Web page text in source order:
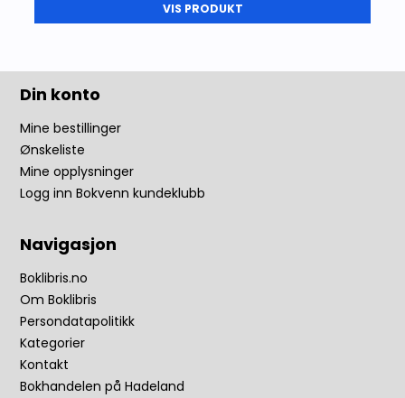
VIS PRODUKT
Din konto
Mine bestillinger
Ønskeliste
Mine opplysninger
Logg inn Bokvenn kundeklubb
Navigasjon
Boklibris.no
Om Boklibris
Persondatapolitikk
Kategorier
Kontakt
Bokhandelen på Hadeland